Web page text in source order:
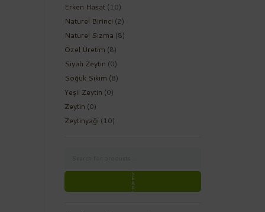
Erken Hasat (10)
Naturel Birinci (2)
Naturel Sızma (8)
Özel Üretim (8)
Siyah Zeytin (0)
Soğuk Sıkım (8)
Yeşil Zeytin (0)
Zeytin (0)
Zeytinyağı (10)